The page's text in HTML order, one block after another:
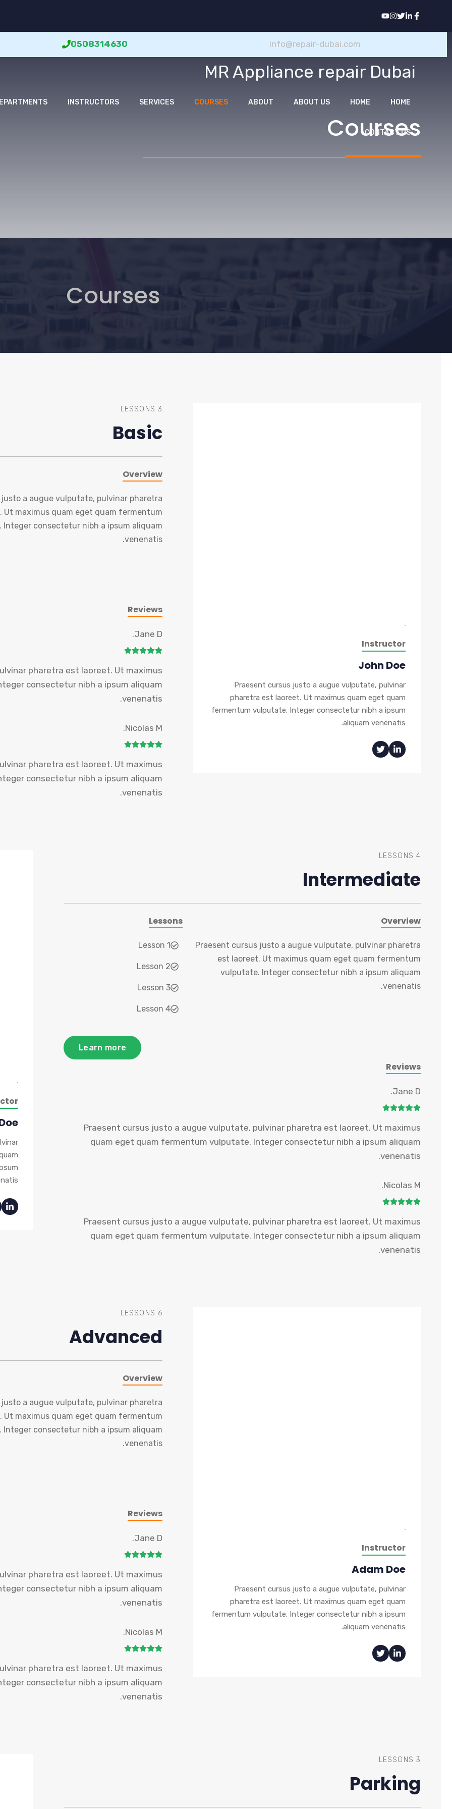
المحتوى
info@repair-dubai.com
0508314630
MR Appliance repair Dubai
HOME
HOME
ABOUT US
ABOUT
COURSES
SERVICES
INSTRUCTORS
CONTACT US
Courses
Courses
3 LESSONS
Basic
Overview
a augue vulputate, pulvinar pharetra
Ut maximus quam eget quam fermentum
consectetur nibh a ipsum aliquam
venenatis.
Instructor
John Doe
Praesent cursus justo a augue vulputate, pulvinar
pharetra est laoreet. Ut maximus quam eget quam
fermentum vulputate. Integer consectetur nibh a ipsum
aliquam venenatis.
Reviews
Jane D.
pharetra est laoreet. Ut maximus
consectetur nibh a ipsum aliquam
venenatis.
Nicolas M.
pharetra est laoreet. Ut maximus
consectetur nibh a ipsum aliquam
venenatis.
4 LESSONS
Intermediate
Overview
Praesent cursus justo a augue vulputate, pulvinar pharetra
est laoreet. Ut maximus quam eget quam fermentum
vulputate. Integer consectetur nibh a ipsum aliquam
venenatis.
Lessons
Lesson 1
Lesson 2
Lesson 3
Lesson 4
Learn more
Reviews
Jane D.
Praesent cursus justo a augue vulputate, pulvinar pharetra est laoreet. Ut maximus
quam eget quam fermentum vulputate. Integer consectetur nibh a ipsum aliquam
venenatis.
Nicolas M.
Praesent cursus justo a augue vulputate, pulvinar pharetra est laoreet. Ut maximus
quam eget quam fermentum vulputate. Integer consectetur nibh a ipsum aliquam
venenatis.
6 LESSONS
Advanced
Overview
a augue vulputate, pulvinar pharetra
Ut maximus quam eget quam fermentum
consectetur nibh a ipsum aliquam
venenatis.
Instructor
Adam Doe
Praesent cursus justo a augue vulputate, pulvinar
pharetra est laoreet. Ut maximus quam eget quam
fermentum vulputate. Integer consectetur nibh a ipsum
aliquam venenatis.
Reviews
Jane D.
pharetra est laoreet. Ut maximus
consectetur nibh a ipsum aliquam
venenatis.
Nicolas M.
pharetra est laoreet. Ut maximus
consectetur nibh a ipsum aliquam
venenatis.
3 LESSONS
Parking